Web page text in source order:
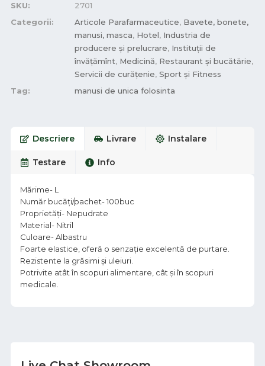
SKU:
2701
Categorii:
Articole Parafarmaceutice, Bavete, bonete,
manusi, masca, Hotel, Industria de
producere și prelucrare, Instituții de
învățămînt, Medicină, Restaurant și bucătărie,
Servicii de curățenie, Sport și Fitness
Tag:
manusi de unica folosinta
Descriere Livrare Instalare
Testare Info
Mărime- L
Număr bucăți/pachet- 100buc
Proprietăți- Nepudrate
Material- Nitril
Culoare- Albastru
Foarte elastice, oferă o senzație excelentă de purtare.
Rezistente la grăsimi și uleiuri.
Potrivite atât în scopuri alimentare, cât și în scopuri
medicale.